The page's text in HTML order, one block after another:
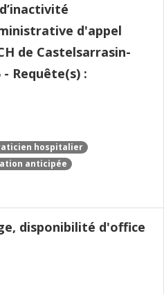
d'appel
de Castelsarrasin-
- Requête(s) :
hospitalier
anticipée
disponibilité d'office